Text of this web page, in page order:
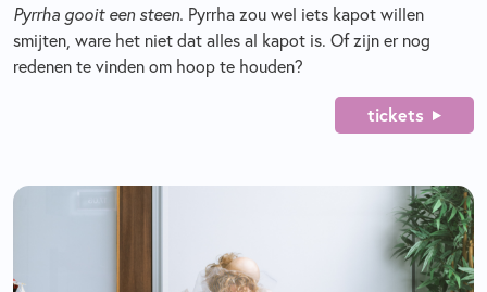
Pyrrha gooit een steen. Pyrrha zou wel iets kapot willen
smijten, ware het niet dat alles al kapot is. Of zijn er nog
redenen te vinden om hoop te houden?
tickets